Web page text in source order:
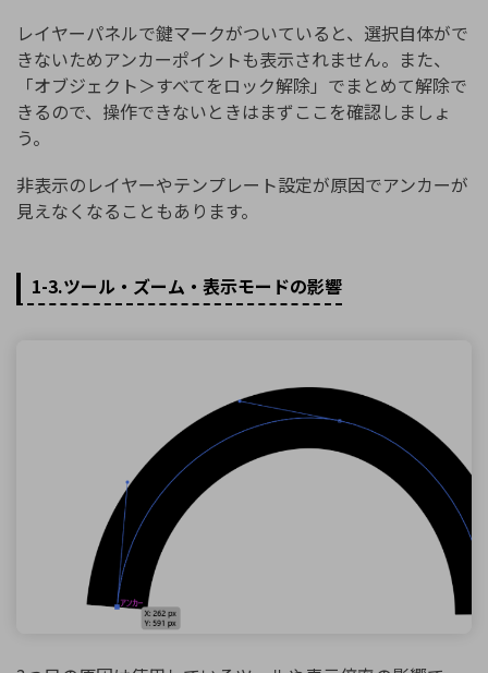
レイヤーパネルで鍵マークがついていると、選択自体がで
きないためアンカーポイントも表示されません。また、
「オブジェクト＞すべてをロック解除」でまとめて解除で
きるので、操作できないときはまずここを確認しましょ
う。
非表示のレイヤーやテンプレート設定が原因でアンカーが
見えなくなることもあります。
1-3.ツール・ズーム・表示モードの影響